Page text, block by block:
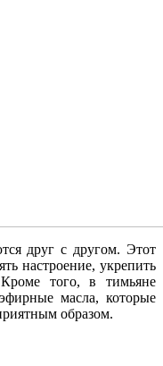
друг с другом. Этот
настроение, укрепить
того, в тимьяне
масла, которые
образом.